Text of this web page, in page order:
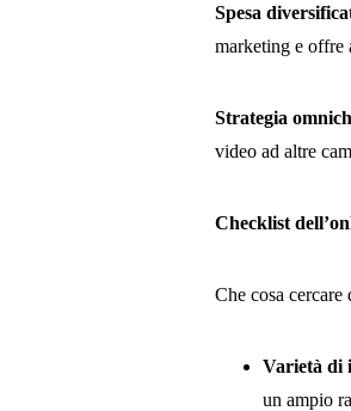
Spesa
marketing e offre
Strategia
video ad altre
Checklist
Che cosa
Varietà di
un ampio